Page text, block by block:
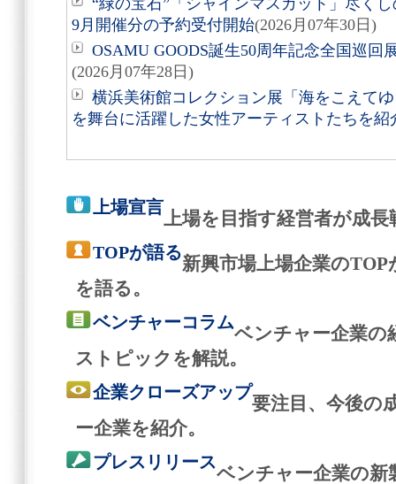
“緑の宝石”「シャインマスカット」尽く
9月開催分の予約受付開始(2026月07年30日)
OSAMU GOODS誕生50周年記念全国巡回
(2026月07年28日)
横浜美術館コレクション展「海をこえて
を舞台に活躍した女性アーティストたちを紹
上場宣言
上場を目指す経営者が成
TOPが語る
新興市場上場企業の
を語る。
ベンチャーコラム
ベンチャー企業の
ストピックを解説。
企業クローズアップ
要注目、今後の
ー企業を紹介。
プレスリリース
ベンチャー企業の新